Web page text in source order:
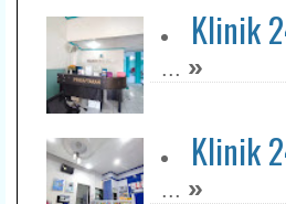
Klinik
... »
Klinik
... »